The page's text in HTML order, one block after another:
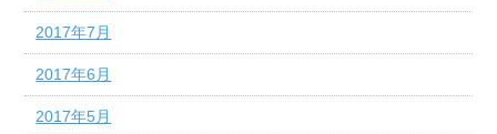
2017年7月
2017年6月
2017年5月